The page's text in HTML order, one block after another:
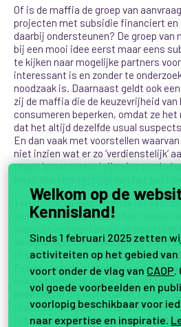
Of is de maffia de groep van
projecten met subsidie financiert en
daarbij ondersteunen? De groep van
bij een mooi idee eerst maar eens
te kijken naar mogelijke partners
interessant is en zonder te
noodzaak is. Daarnaast geldt ook
zij de maffia die de keuzevrijheid
consumeren beperken, omdat ze het
dat het altijd dezelfde usual
En dan vaak met voorstellen
niet inzien wat er zo ‘verdienstelijk’
tegen ‘staatssteun’ zijn niet
Terug naar de inspirerende ideeën,
voorstellen. Daar begint het
de aanvrager die financiering zoekt
Misschien vinden die elkaar niet
Een geslaagde match is tenslotte
ook de eindeloze reeks
belanden in die monogame,
fascinerende relatie met 2,1
is behelpen in het leven. Maar dat
Welkom op de
Kennisland!
Sinds 1 februari 2025 zetten
activiteiten op het gebied
voort onder de vlag van CAOP
vol goede voorbeelden en
voorlopig beschikbaar voor
naar expertise en inspiratie.